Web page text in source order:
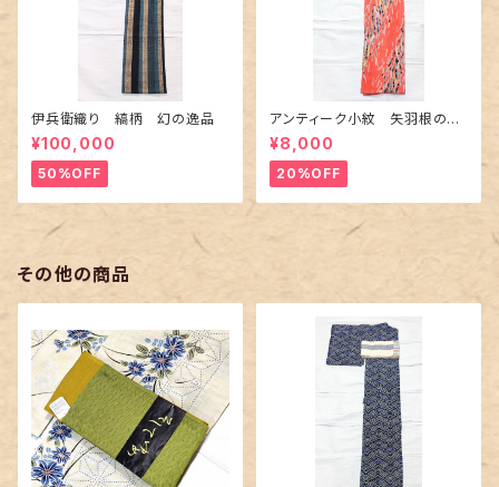
伊兵衛織り 縞柄 幻の逸品
¥100,000
50%OFF
アンティーク小紋 矢羽根の地
紋に短冊柄 裄６６cm
¥8,000
20%OFF
その他の商品